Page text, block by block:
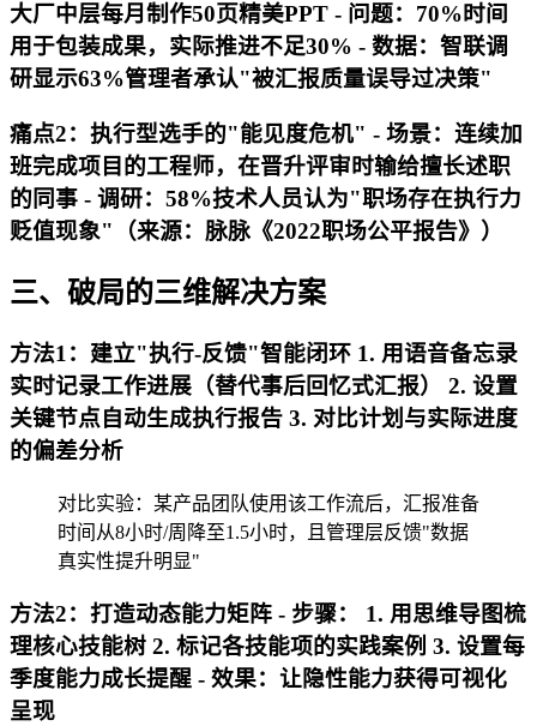
大厂中层每月制作50页精美PPT - 问题：70%时间
用于包装成果，实际推进不足30% - 数据：智联调
研显示63%管理者承认"被汇报质量误导过决策"
痛点2：执行型选手的"能见度危机" - 场景：连续加
班完成项目的工程师，在晋升评审时输给擅长述职
的同事 - 调研：58%技术人员认为"职场存在执行力
贬值现象"（来源：脉脉《2022职场公平报告》）
三、破局的三维解决方案
方法1：建立"执行-反馈"智能闭环 1. 用语音备忘录
实时记录工作进展（替代事后回忆式汇报） 2. 设置
关键节点自动生成执行报告 3. 对比计划与实际进度
的偏差分析
对比实验：某产品团队使用该工作流后，汇报准备
时间从8小时/周降至1.5小时，且管理层反馈"数据
真实性提升明显"
方法2：打造动态能力矩阵 - 步骤： 1. 用思维导图梳
理核心技能树 2. 标记各技能项的实践案例 3. 设置每
季度能力成长提醒 - 效果：让隐性能力获得可视化
呈现